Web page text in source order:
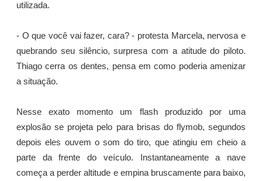
utilizada.
- O que você vai fazer, cara? - protesta Marcela, nervosa e
quebrando seu silêncio, surpresa com a atitude do piloto.
Thiago cerra os dentes, pensa em como poderia amenizar
a situação.
Nesse exato momento um flash produzido por uma
explosão se projeta pelo para brisas do flymob, segundos
depois eles ouvem o som do tiro, que atingiu em cheio a
parte da frente do veículo. Instantaneamente a nave
começa a perder altitude e empina bruscamente para baixo,